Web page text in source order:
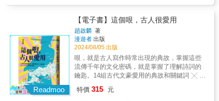
果然獲得自己嚮往的功名利祿……〈枕中
記〉，出自《文苑英華》◆ 中國的小說到了唐
代才有結構完整的短篇小說形式，並且開始稱
為「傳奇」，它繼承了漢魏六朝志怪小說，卻
更有文學性，不僅語言精緻，故事情節更複
雜，並重視人物塑造和情感描寫。科舉考試的
溫卷風氣讓文人開始從事小說創作，並且在題
材、內容、辭藻等方面，競相出奇制勝，古文
運動的提倡使得散文在敘事、言情上，比較適
在路上遇到一名塗眉畫粉的婦人，她從樹後跑
「鬼打牆」，遂不顧一切直衝而行，那婦人於
是大叫一聲，變成厲鬼模樣，伸出一尺多長的
舌頭，撲向他……〈鬼有三技〉，出自：《新
齊諧》◎只見一個面目猙獰的妖怪，把人皮鋪
在床上，握著一隻彩筆描繪，畫完後拿起人皮
披在身上，隨即化為一位美貌女子……〈畫
皮〉，出自：《聊齋志異》 ◆ 中國對鬼神的祭
有「鬼」這個字。以前的人認為鬼是人死後變
與情悟雙行等解釋模式，徵諸文本，都仍存在
著若干問題，那麼，我們又該如何重新理解
「情」與「悟」之關係呢？針對以上問題，本
書將站在踏實的文本檢證與批判地承繼前人研
究的雙重基礎上，展開探究分析，嘗試提出較
好地理解《紅樓夢》情悟問題的詮釋觀點。
Readmoo
【電子書】這個哏，古人很愛用
趙啟麟 著
漫遊者 出版
2024/08/05 出版
哏，就是古人寫作時常出現的典故，掌握這些
流傳千年的文化密碼，就是掌握了理解詩詞的
鑰匙。14組古代文豪愛用的典故和關鍵詞 ╳ 39
潛意識，利用關鍵詞訓練閱讀理解能力，增加
特價 315 元